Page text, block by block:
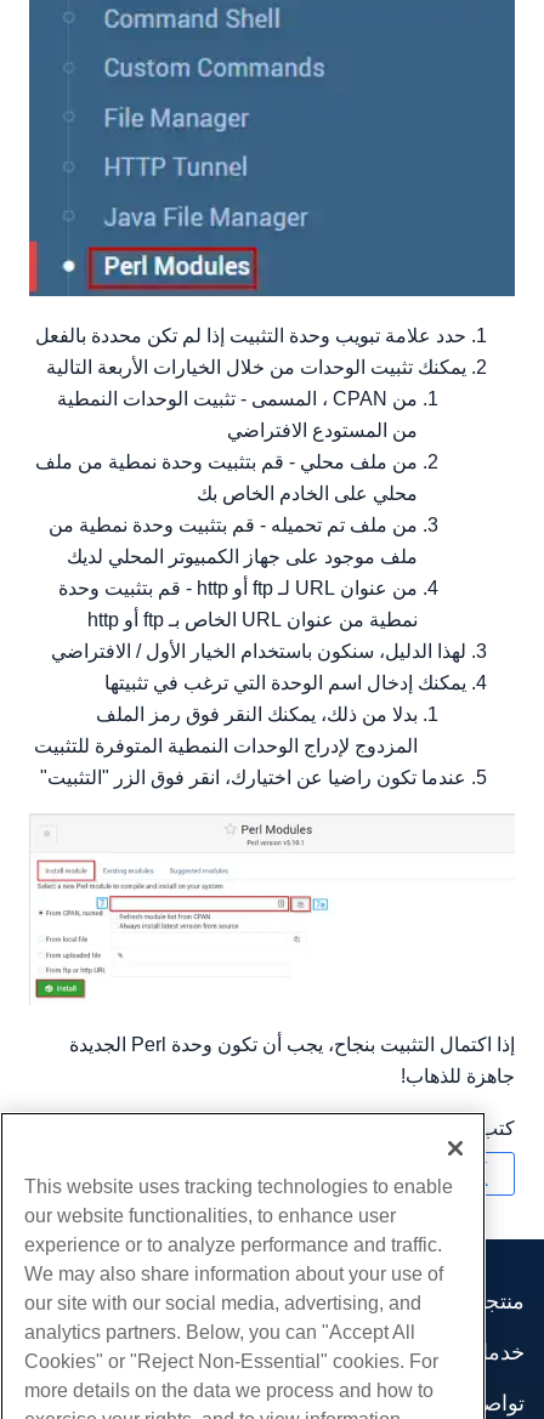
حدد علامة تبويب وحدة التثبيت إذا لم تكن محددة بالفعل
يمكنك تثبيت الوحدات من خلال الخيارات الأربعة التالية
من CPAN ، المسمى - تثبيت الوحدات النمطية
من المستودع الافتراضي
من ملف محلي - قم بتثبيت وحدة نمطية من ملف
محلي على الخادم الخاص بك
من ملف تم تحميله - قم بتثبيت وحدة نمطية من
ملف موجود على جهاز الكمبيوتر المحلي لديك
من عنوان URL لـ ftp أو http - قم بتثبيت وحدة
نمطية من عنوان URL الخاص بـ ftp أو http
لهذا الدليل، سنكون باستخدام الخيار الأول / الافتراضي
يمكنك إدخال اسم الوحدة التي ترغب في تثبيتها
بدلا من ذلك، يمكنك النقر فوق رمز الملف
المزدوج لإدراج الوحدات النمطية المتوفرة للتثبيت
عندما تكون راضيا عن اختيارك، انقر فوق الزر "التثبيت"
إذا اكتمال التثبيت بنجاح، يجب أن تكون وحدة Perl الجديدة
جاهزة للذهاب!
كتب بواسطة
منتجات
استضافة الموقع
استضافة الأعمال
موزع استضافة
خدمات
هجرات الموقع
تواصل اجتماعي
This website uses tracking technologies to enable
our website functionalities, to enhance user
experience or to analyze performance and traffic.
We may also share information about your use of
our site with our social media, advertising, and
analytics partners. Below, you can "Accept All
Cookies" or "Reject Non-Essential" cookies. For
more details on the data we process and how to